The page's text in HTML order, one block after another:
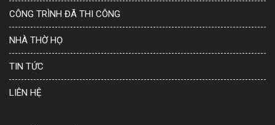
CÔNG TRÌNH ĐÃ THI CÔNG
NHÀ THỜ HỌ
TIN TỨC
LIÊN HỆ